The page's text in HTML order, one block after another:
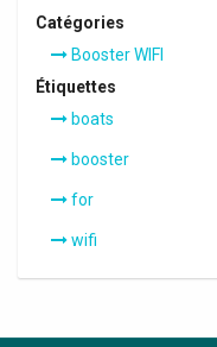
Catégories
Booster WIFI
Étiquettes
boats
booster
for
wifi